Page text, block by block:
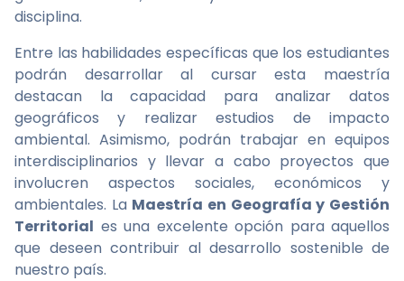
disciplina.
Entre las habilidades específicas que los estudiantes
podrán desarrollar al cursar esta maestría
destacan la capacidad para analizar datos
geográficos y realizar estudios de impacto
ambiental. Asimismo, podrán trabajar en equipos
interdisciplinarios y llevar a cabo proyectos que
involucren aspectos sociales, económicos y
ambientales. La Maestría en Geografía y Gestión
Territorial es una excelente opción para aquellos
que deseen contribuir al desarrollo sostenible de
nuestro país.